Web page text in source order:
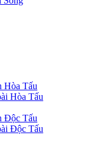
Hòa Tấu
Hòa Tấu
Độc Tấu
Độc Tấu